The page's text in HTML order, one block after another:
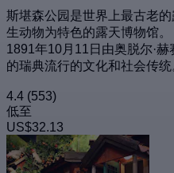
斯堪森公园是世界上最古老
生动物为特色的露天博物馆
1891年10月11日由奥脱尔·
的瑞典流行的文化和社会传统
4.4 (553)
低至
US$32.13